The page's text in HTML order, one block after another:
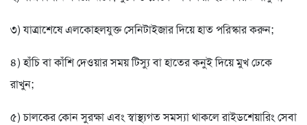
৩) যাত্রাশেষে এলকোহলযুক্ত সেনিটাইজার দিয়ে হাত পরিস্কার করুন;
৪) হাঁচি বা কাঁশি দেওয়ার সময় টিস্যু বা হাতের কনুই দিয়ে মুখ ঢেকে
রাখুন;
৫) চালকের কোন সুরক্ষা এবং স্বাস্থ্যগত সমস্যা থাকলে রাইডশেয়ারিং সেবা